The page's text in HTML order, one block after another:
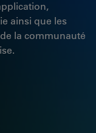
ainsi que les
la communauté